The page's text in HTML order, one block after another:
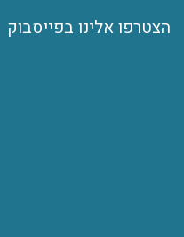
הצטרפו אלינו בפייסבוק